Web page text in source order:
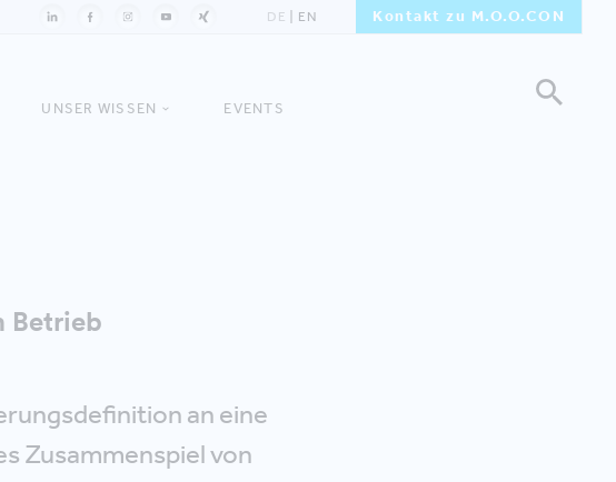
DE EN Kontakt zu M.O.O.CON
UNSER WISSEN EVENTS
Betrieb
an eine
Zusammenspiel von